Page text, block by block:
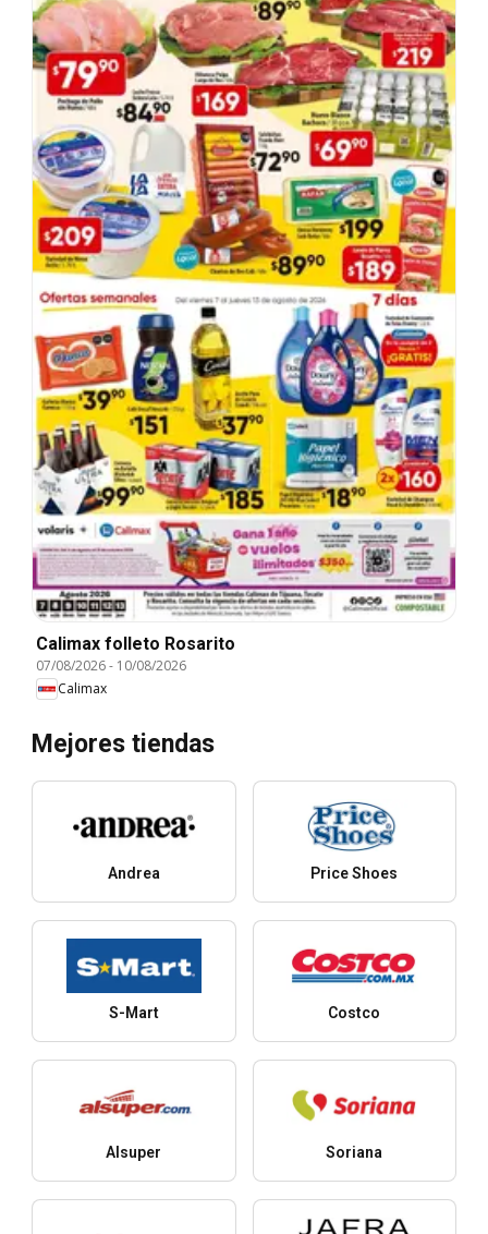
Calimax folleto Rosarito
07/08/2026- 10/08/2026
Calimax
Mejores tiendas
Andrea Price Shoes
S-Mart Costco
Alsuper Soriana